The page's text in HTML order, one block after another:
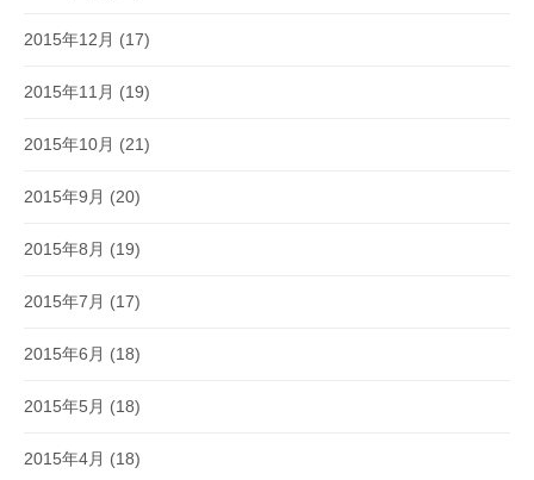
2015年12月 (17)
2015年11月 (19)
2015年10月 (21)
2015年9月 (20)
2015年8月 (19)
2015年7月 (17)
2015年6月 (18)
2015年5月 (18)
2015年4月 (18)